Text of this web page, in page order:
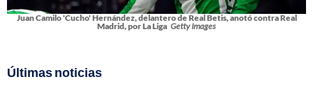
Juan Camilo 'Cucho' Hernández, delantero de Real Betis, anotó contra Real
Madrid, por La Liga Getty Images
Últimas noticias